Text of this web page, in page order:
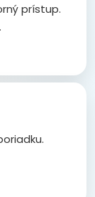
prístup.